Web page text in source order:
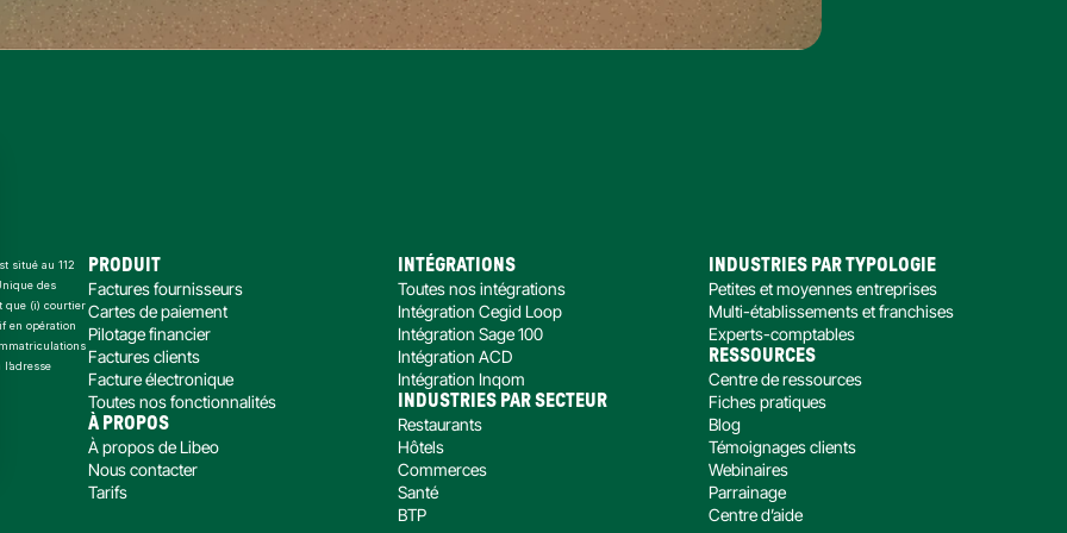
situé au 112
des
que (i) courtier
en opération
PRODUIT
Factures fournisseurs
Cartes de paiement
Pilotage financier
Factures clients
Facture électronique
Toutes nos fonctionnalités
À PROPOS
À propos de Libeo
Nous contacter
Tarifs
INTÉGRATIONS
Toutes nos intégrations
Intégration Cegid Loop
Intégration Sage 100
Intégration ACD
Intégration Inqom
INDUSTRIES PAR SECTEUR
Restaurants
Hôtels
Commerces
Santé
BTP
INDUSTRIES PAR TYPOLOGIE
Petites et moyennes entreprises
Multi-établissements et franchises
Experts-comptables
RESSOURCES
Centre de ressources
Fiches pratiques
Blog
Témoignages clients
Webinaires
Parrainage
Centre d’aide
en garantissant la conformité avec les réglementations. Personnalisez vos préférences pour contrôler la manière dont vos informations sont manipulées.